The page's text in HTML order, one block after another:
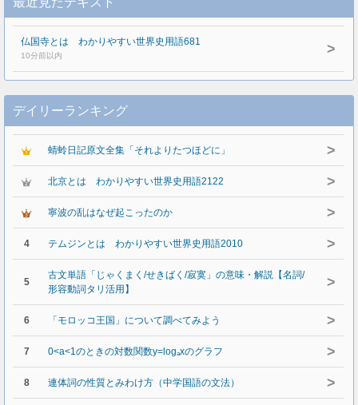
仏国寺とは わかりやすい世界史用語681
10分前以内 >
デイリーランキング
蜻蛉日記原文全集「それよりたつほどに」 >
北京とは わかりやすい世界史用語2122 >
寧波の乱はなぜ起こったのか >
4 テムジンとは わかりやすい世界史用語2010 >
5
古文単語「じゃくまく/せきばく/寂寞」の意味・解説【名詞/
形容動詞タリ活用】
>
6 「モロッコ王国」について調べてみよう >
7 0<a<1のときの対数関数y=logₐxのグラフ >
8 連体詞の性質とみわけ方（中学国語の文法） >